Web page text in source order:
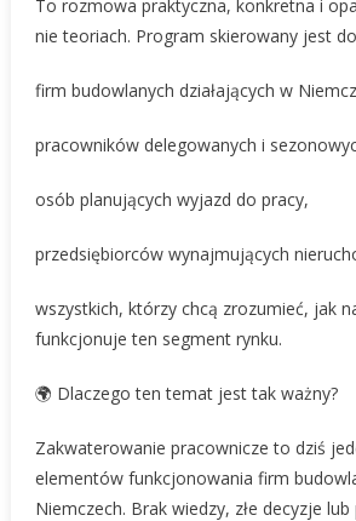
To rozmowa praktyczna, konkretna i
nie teoriach. Program skierowany jest
firm budowlanych działających w
pracowników delegowanych i
osób planujących wyjazd do pracy,
przedsiębiorców wynajmujących
wszystkich, którzy chcą zrozumieć, jak
funkcjonuje ten segment rynku.
🌍 Dlaczego ten temat jest tak ważny?
Zakwaterowanie pracownicze to dziś
elementów funkcjonowania firm
Niemczech. Brak wiedzy, złe decyzje